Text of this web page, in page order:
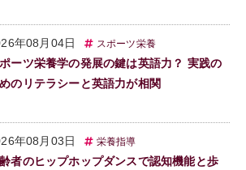
年08月04日 スポーツ栄養
ーツ栄養学の発展の鍵は英語力？ 実践の
のリテラシーと英語力が相関
年08月03日 栄養指導
者のヒップホップダンスで認知機能と歩